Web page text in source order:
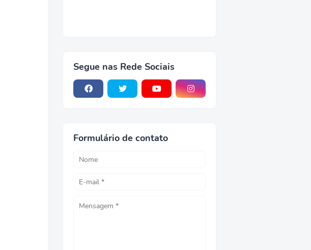
Segue nas Rede Sociais
Formulário de contato